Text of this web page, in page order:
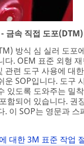
금속 직접 도포(DTM)
방식 심 실러 도포
다. OEM 표준 외형
관련 도구 사용에 대
운 SOP입니다. 도구
있도록 도와주는 밀
함되어 있습니다. 권
. 이 SOP는 영문과 스
대한 3M 표준 작업